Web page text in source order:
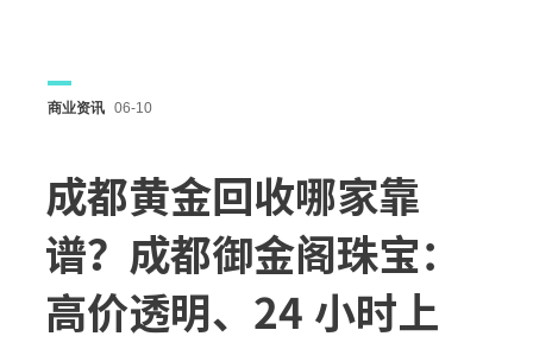
商业资讯 06-10
成都黄金回收哪家靠
谱？成都御金阁珠宝：
高价透明、24 小时上